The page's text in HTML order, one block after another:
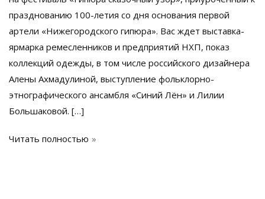
празднованию 100-летия со дня основания первой
артели «Нижегородского гипюра». Вас ждет выставка-
ярмарка ремесленников и предприятий НХП, показ
коллекций одежды, в том числе российского дизайнера
Алены Ахмадулиной, выступление фольклорно-
этнографического ансамбля «Синий Лён» и Лилии
Большаковой. […]
Читать полностью